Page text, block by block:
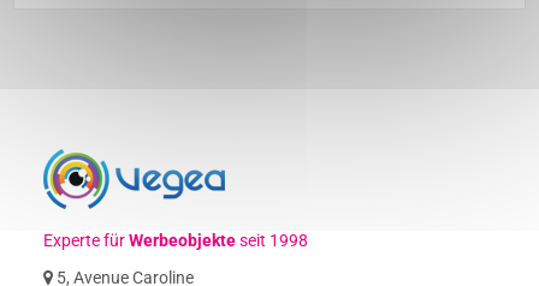
Experte fürWerbeobjekteseit 1998
5, Avenue Caroline